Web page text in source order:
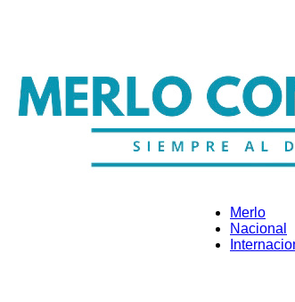
Merlo
Merlo
Nacional